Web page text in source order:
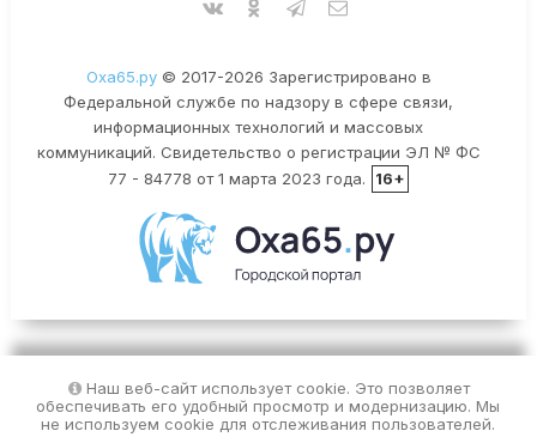
Оха65.ру© 2017-2026 Зарегистрировано в
Федеральной службе по надзору в сфере связи,
информационных технологий и массовых
коммуникаций. Свидетельство о регистрации ЭЛ № ФС
77 - 84778 от 1 марта 2023 года.
16+
Наш веб-сайт использует cookie. Это позволяет
обеспечивать его удобный просмотр и модернизацию. Мы
не используем cookie для отслеживания пользователей.